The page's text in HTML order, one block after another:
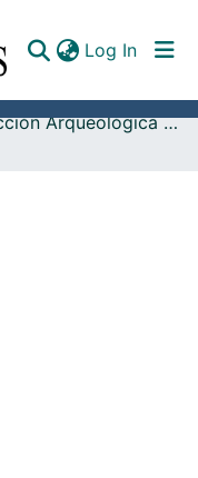
Log In
Colección Arqueológica Guane, Fray Alonso Ortiz Galeano, O.P.